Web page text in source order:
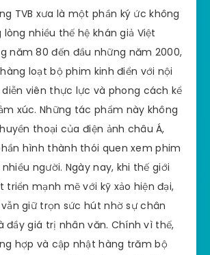
TVB xưa là một phần ký ức không
nhiều thế hệ khán giả Việt
năm 80 đến đầu những năm 2000,
loạt bộ phim kinh điển với nội
diễn viên thực lực và phong cách kể
xúc. Những tác phẩm này không
thoại của điện ảnh châu Á,
hình thành thói quen xem phim
người. Ngày nay, khi thế giới
triển mạnh mẽ với kỹ xảo hiện đại,
vẫn giữ trọn sức hút nhờ sự chân
đầy giá trị nhân văn. Chính vì thế,
hợp và cập nhật hàng trăm bộ